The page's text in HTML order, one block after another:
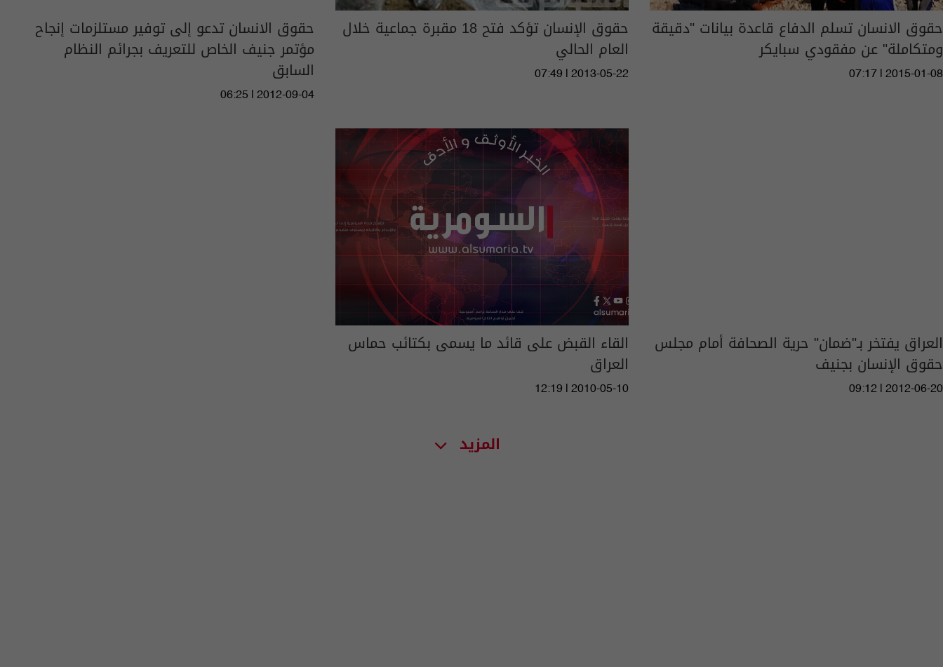
حقوق الانسان تسلم الدفاع قاعدة بيانات "دقيقة
ومتكاملة" عن مفقودي سبايكر
07:17 | 2015-01-08
حقوق الإنسان تؤكد فتح 18 مقبرة جماعية خلال
العام الحالي
07:49 | 2013-05-22
حقوق الانسان تدعو إلى توفير مستلزمات إنجاح
مؤتمر جنيف الخاص للتعريف بجرائم النظام
السابق
06:25 | 2012-09-04
العراق يفتخر بـ"ضمان" حرية الصحافة أمام مجلس
حقوق الإنسان بجنيف
09:12 | 2012-06-20
القاء القبض على قائد ما يسمى بكتائب حماس
العراق
12:19 | 2010-05-10
المزيد